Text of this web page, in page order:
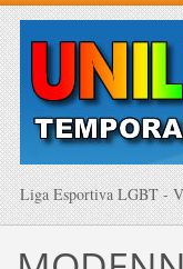
Liga Esportiva LGBT -